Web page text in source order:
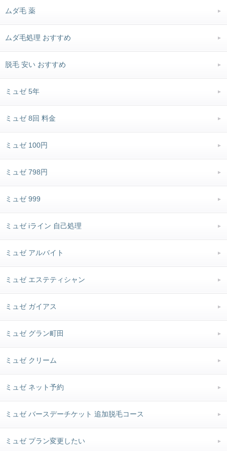
ムダ毛 薬
ムダ毛処理 おすすめ
脱毛 安い おすすめ
ミュゼ 5年
ミュゼ 8回 料金
ミュゼ 100円
ミュゼ 798円
ミュゼ 999
ミュゼ iライン 自己処理
ミュゼ アルバイト
ミュゼ エステティシャン
ミュゼ ガイアス
ミュゼ グラン町田
ミュゼ クリーム
ミュゼ ネット予約
ミュゼ バースデーチケット 追加脱毛コース
ミュゼ プラン変更したい